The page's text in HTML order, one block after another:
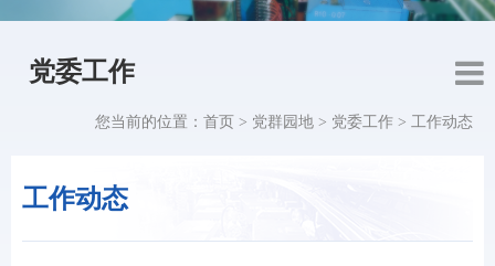
党委工作
工作动态
您当前的位置： 首页 > 党群园地 > 党委工作 > 工作动态